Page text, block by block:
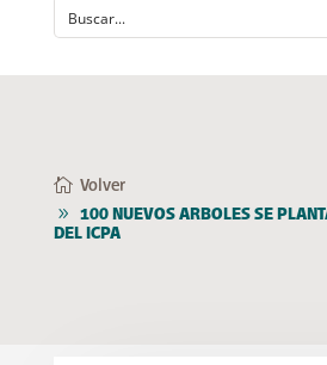
Volver
100 NUEVOS ARBOLES SE
DEL ICPA